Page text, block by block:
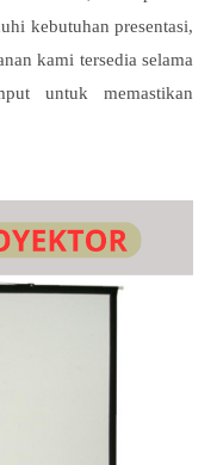
kebutuhan presentasi,
kami tersedia selama
untuk memastikan